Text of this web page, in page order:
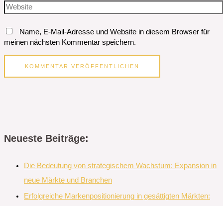
Name, E-Mail-Adresse und Website in diesem Browser für
meinen nächsten Kommentar speichern.
Neueste Beiträge:
Die Bedeutung von strategischem Wachstum: Expansion in
neue Märkte und Branchen
Erfolgreiche Markenpositionierung in gesättigten Märkten: